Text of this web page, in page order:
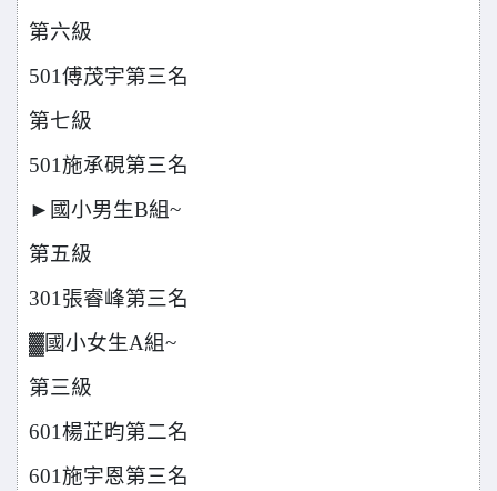
第六級
501傅茂宇第三名
第七級
501施承硯第三名
► 國小男生B組~
第五級
301 張睿峰第三名
▓國小女生A組~
第三級
601楊芷昀第二名
601施宇恩第三名